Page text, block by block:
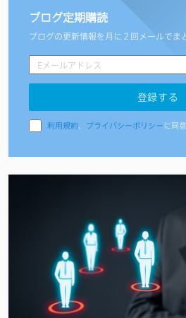
ブログ定期購読
ブログの更新情報を月に２回メールでま
利用規約、 プライバシーポリシーに同